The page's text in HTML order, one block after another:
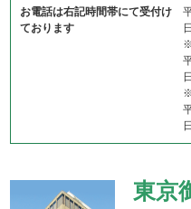
お電話は右記時間帯にて受付け
ております
東京